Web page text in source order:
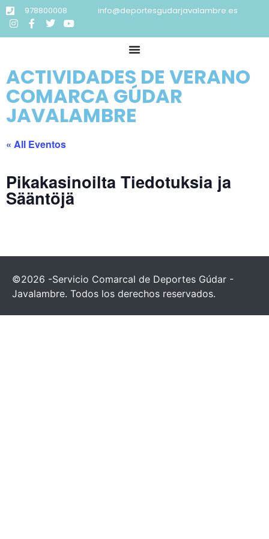
978800008 info@deportesgudarjavalambre.es
ACTIVIDADES DE VERANO
COMARCA GÚDAR
JAVALAMBRE
« All Eventos
Pikakasinoilta Tiedotuksia ja
Sääntöjä
©2026 -Servicio Comarcal de Deportes Gúdar -
Javalambre. Todos los derechos reservados.